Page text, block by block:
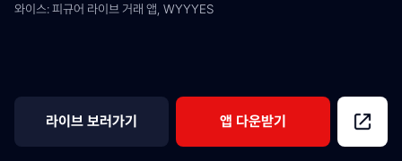
와이스: 피규어 라이브 거래 앱, WYYYES
라이브 보러가기 앱 다운받기